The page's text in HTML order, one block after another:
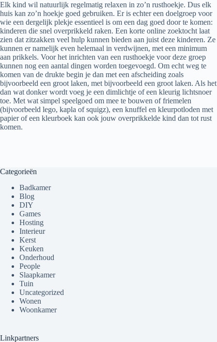
Elk kind wil natuurlijk regelmatig relaxen in zo’n rusthoekje. Dus elk
huis kan zo’n hoekje goed gebruiken. Er is echter een doelgroep voor
wie een dergelijk plekje essentieel is om een dag goed door te komen:
kinderen die snel overprikkeld raken. Een korte online zoektocht laat
zien dat zitzakken veel hulp kunnen bieden aan juist deze kinderen. Ze
kunnen er namelijk even helemaal in verdwijnen, met een minimum
aan prikkels. Voor het inrichten van een rusthoekje voor deze groep
kunnen nog een aantal dingen worden toegevoegd. Om echt weg te
komen van de drukte begin je dan met een afscheiding zoals
bijvoorbeeld een groot laken, met bijvoorbeeld een groot laken. Als het
dan wat donker wordt voeg je een dimlichtje of een kleurig lichtsnoer
toe. Met wat simpel speelgoed om mee te bouwen of friemelen
(bijvoorbeeld lego, kapla of squigz), een knuffel en kleurpotloden met
papier of een kleurboek kan ook jouw overprikkelde kind dan tot rust
komen.
Categorieën
Badkamer
Blog
DIY
Games
Hosting
Interieur
Kerst
Keuken
Onderhoud
People
Slaapkamer
Tuin
Uncategorized
Wonen
Woonkamer
Linkpartners